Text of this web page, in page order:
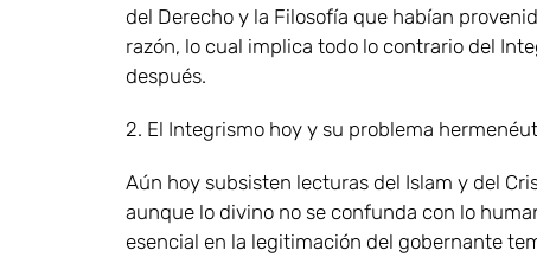
del Derecho y la Filosofía que habían
razón, lo cual implica todo lo contrario del
después.
2. El Integrismo hoy y su problema
Aún hoy subsisten lecturas del Islam y del
aunque lo divino no se confunda con lo
esencial en la legitimación del gobernante